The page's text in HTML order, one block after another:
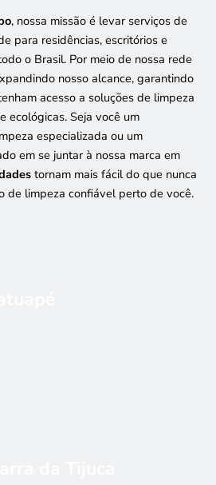
, nossa missão é levar serviços de
para residências, escritórios e
o Brasil. Por meio de nossa rede
nosso alcance, garantindo
acesso a soluções de limpeza
ecológicas. Seja você um
especializada ou um
em se juntar à nossa marca em
tornam mais fácil do que nunca
de limpeza confiável perto de você.